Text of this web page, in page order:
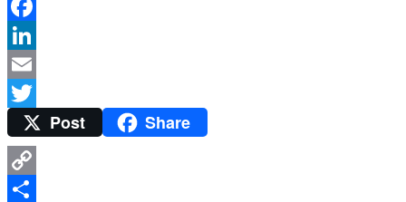
Facebook
LinkedIn
Email
Twitter
Post Share
Copy